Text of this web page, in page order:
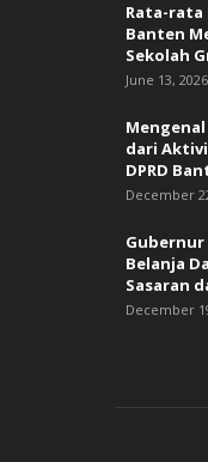
Rata-rata
Banten
Sekolah
June 13, 2026
dari
DPRD
December
Belanja
Sasaran
December